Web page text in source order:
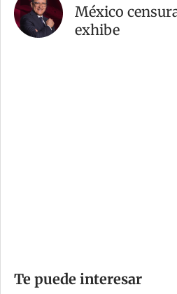
México
exhibe